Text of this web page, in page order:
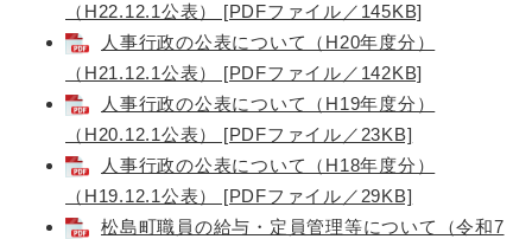
（H22.12.1公表） [PDFファイル／145KB]
人事行政の公表について（H20年度分）
（H21.12.1公表） [PDFファイル／142KB]
人事行政の公表について（H19年度分）
（H20.12.1公表） [PDFファイル／23KB]
人事行政の公表について（H18年度分）
（H19.12.1公表） [PDFファイル／29KB]
松島町職員の給与・定員管理等について（令和7